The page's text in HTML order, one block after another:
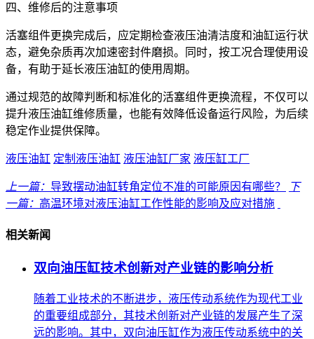
四、维修后的注意事项
活塞组件更换完成后，应定期检查液压油清洁度和油缸运行状
态，避免杂质再次加速密封件磨损。同时，按工况合理使用设
备，有助于延长液压油缸的使用周期。
通过规范的故障判断和标准化的活塞组件更换流程，不仅可以
提升液压油缸维修质量，也能有效降低设备运行风险，为后续
稳定作业提供保障。
液压油缸 定制液压油缸 液压油缸厂家 液压缸工厂
上一篇： 导致摆动油缸转角定位不准的可能原因有哪些？
下
一篇： 高温环境对液压油缸工作性能的影响及应对措施
相关新闻
双向油压缸技术创新对产业链的影响分析
随着工业技术的不断进步，液压传动系统作为现代工业
的重要组成部分，其技术创新对产业链的发展产生了深
远的影响。其中，双向油压缸作为液压传动系统中的关